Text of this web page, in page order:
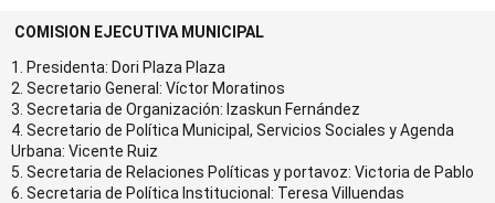
COMISION EJECUTIVA MUNICIPAL
1. Presidenta: Dori Plaza Plaza
2. Secretario General: Víctor Moratinos
3. Secretaria de Organización: Izaskun Fernández
4. Secretario de Política Municipal, Servicios Sociales y Agenda
Urbana: Vicente Ruiz
5. Secretaria de Relaciones Políticas y portavoz: Victoria de Pablo
6. Secretaria de Política Institucional: Teresa Villuendas